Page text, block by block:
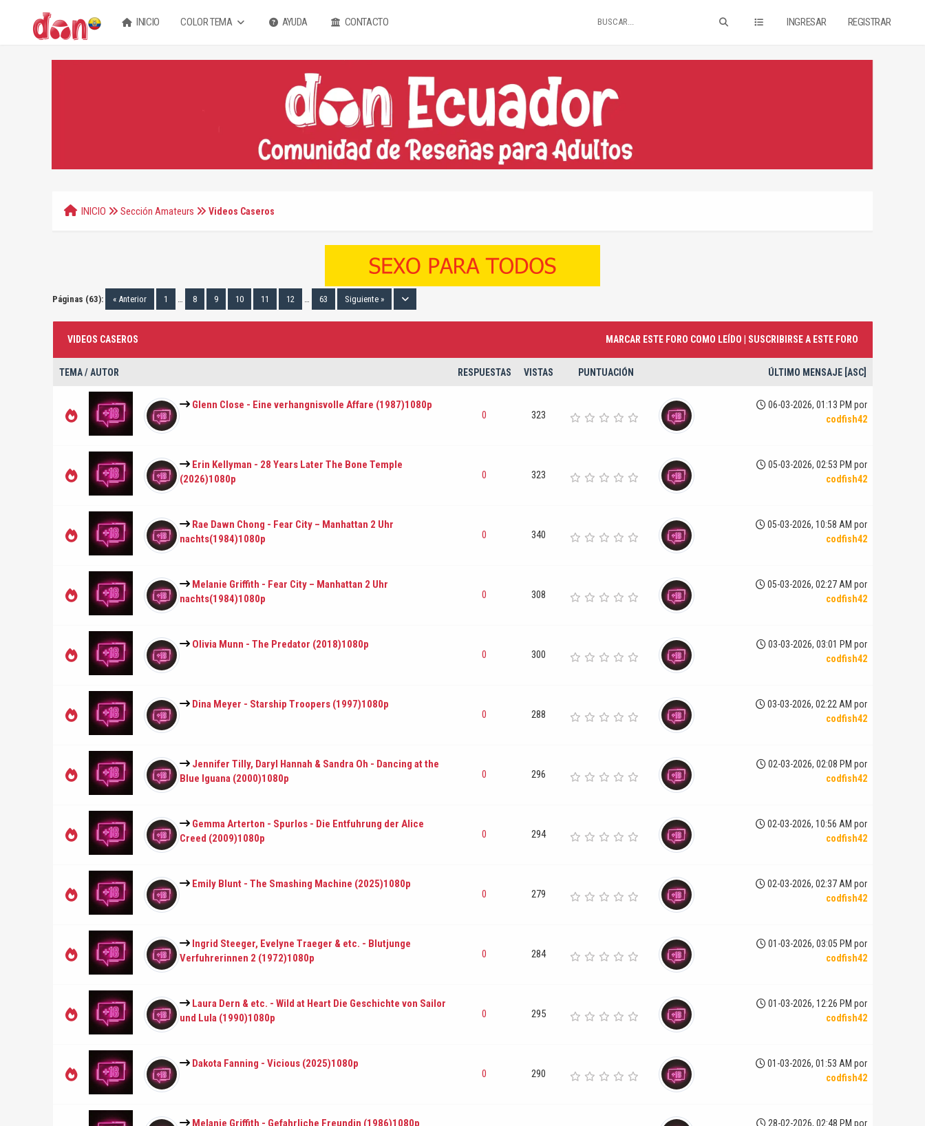
INGRESAR REGISTRAR
INICIO COLOR TEMA AYUDA CONTACTO
INICIO Sección Amateurs Videos Caseros
Páginas (63): « Anterior 1 … 8 9 10 11 12 … 63 Siguiente »
MARCAR ESTE FORO COMO LEÍDO SUSCRIBIRSE A ESTE FORO
VIDEOS CASEROS
TEMA/AUTOR RESPUESTAS VISTAS PUNTUACIÓN ÚLTIMO MENSAJE ASC]
Glenn Close - Eine verhangnisvolle Affare (1987)1080p
0
323
06-03-2026, 01:13 PM por
codfish42
Erin Kellyman - 28 Years Later The Bone Temple
(2026)1080p
0 323
05-03-2026, 02:53 PM por
codfish42
Rae Dawn Chong - Fear City – Manhattan 2 Uhr
nachts(1984)1080p
0 340
05-03-2026, 10:58 AM por
codfish42
Melanie Griffith - Fear City – Manhattan 2 Uhr
nachts(1984)1080p
0 308
05-03-2026, 02:27 AM por
codfish42
Olivia Munn - The Predator (2018)1080p
0
300
03-03-2026, 03:01 PM por
codfish42
Dina Meyer - Starship Troopers (1997)1080p
0
288
03-03-2026, 02:22 AM por
codfish42
Jennifer Tilly, Daryl Hannah & Sandra Oh - Dancing at the
Blue Iguana (2000)1080p
0 296
02-03-2026, 02:08 PM por
codfish42
Gemma Arterton - Spurlos - Die Entfuhrung der Alice
Creed (2009)1080p
0 294
02-03-2026, 10:56 AM por
codfish42
Emily Blunt - The Smashing Machine (2025)1080p
0
279
02-03-2026, 02:37 AM por
codfish42
Ingrid Steeger, Evelyne Traeger & etc. - Blutjunge
Verfuhrerinnen 2 (1972)1080p
0 284
01-03-2026, 03:05 PM por
codfish42
Laura Dern & etc. - Wild at Heart Die Geschichte von Sailor
und Lula (1990)1080p
0 295
01-03-2026, 12:26 PM por
codfish42
Dakota Fanning - Vicious (2025)1080p
0
290
01-03-2026, 01:53 AM por
codfish42
Melanie Griffith - Gefahrliche Freundin (1986)1080p
28-02-2026, 02:48 PM por